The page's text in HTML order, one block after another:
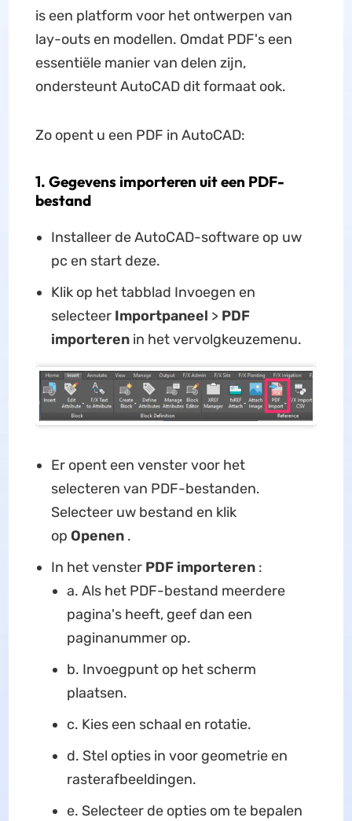
is een platform voor het ontwerpen van
lay-outs en modellen. Omdat PDF's een
essentiële manier van delen zijn,
ondersteunt AutoCAD dit formaat ook.
Zo opent u een PDF in AutoCAD:
1. Gegevens importeren uit een PDF-
bestand
Installeer de AutoCAD-software op uw
pc en start deze.
Klik op het tabblad Invoegen en
selecteer Importpaneel > PDF
importerenin het vervolgkeuzemenu.
Er opent een venster voor het
selecteren van PDF-bestanden.
Selecteer uw bestand en klik
op Openen.
In het venster PDF importeren:
a. Als het PDF-bestand meerdere
pagina's heeft, geef dan een
paginanummer op.
b. Invoegpunt op het scherm
plaatsen.
c. Kies een schaal en rotatie.
d. Stel opties in voor geometrie en
rasterafbeeldingen.
e. Selecteer de opties om te bepalen